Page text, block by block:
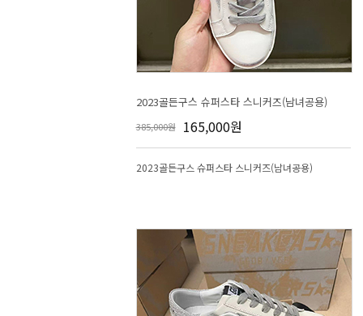
2023골든구스 슈퍼스타 스니커즈(남녀공용)
385,000원 165,000원
2023골든구스 슈퍼스타 스니커즈(남녀공용)